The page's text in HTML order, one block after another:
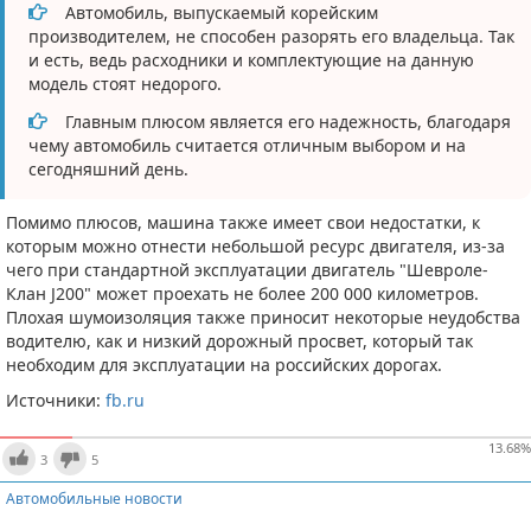
Автомобиль, выпускаемый корейским
производителем, не способен разорять его владельца. Так
и есть, ведь расходники и комплектующие на данную
модель стоят недорого.
Главным плюсом является его надежность, благодаря
чему автомобиль считается отличным выбором и на
сегодняшний день.
Помимо плюсов, машина также имеет свои недостатки, к
которым можно отнести небольшой ресурс двигателя, из-за
чего при стандартной эксплуатации двигатель "Шевроле-
Клан J200" может проехать не более 200 000 километров.
Плохая шумоизоляция также приносит некоторые неудобства
водителю, как и низкий дорожный просвет, который так
необходим для эксплуатации на российских дорогах.
Источники: fb.ru
13.68%
3 5
Автомобильные новости